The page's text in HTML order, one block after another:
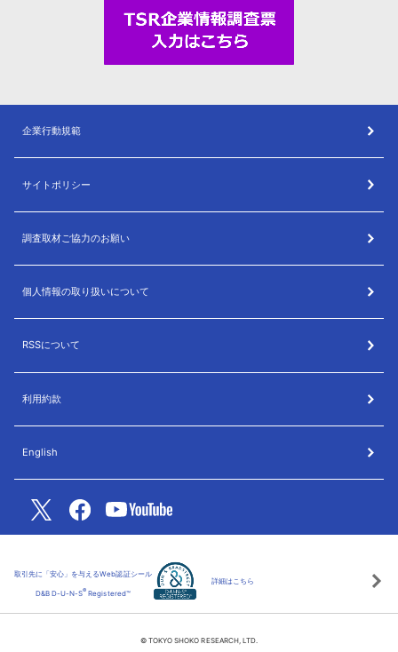
企業行動規範
サイトポリシー
調査取材ご協力のお願い
個人情報の取り扱いについて
RSSについて
利用約款
English
© TOKYO SHOKO RESEARCH, LTD.
取引先に「安心」を与えるWeb認証シール
D&B D-U-N-S® Registered™
詳細はこちら